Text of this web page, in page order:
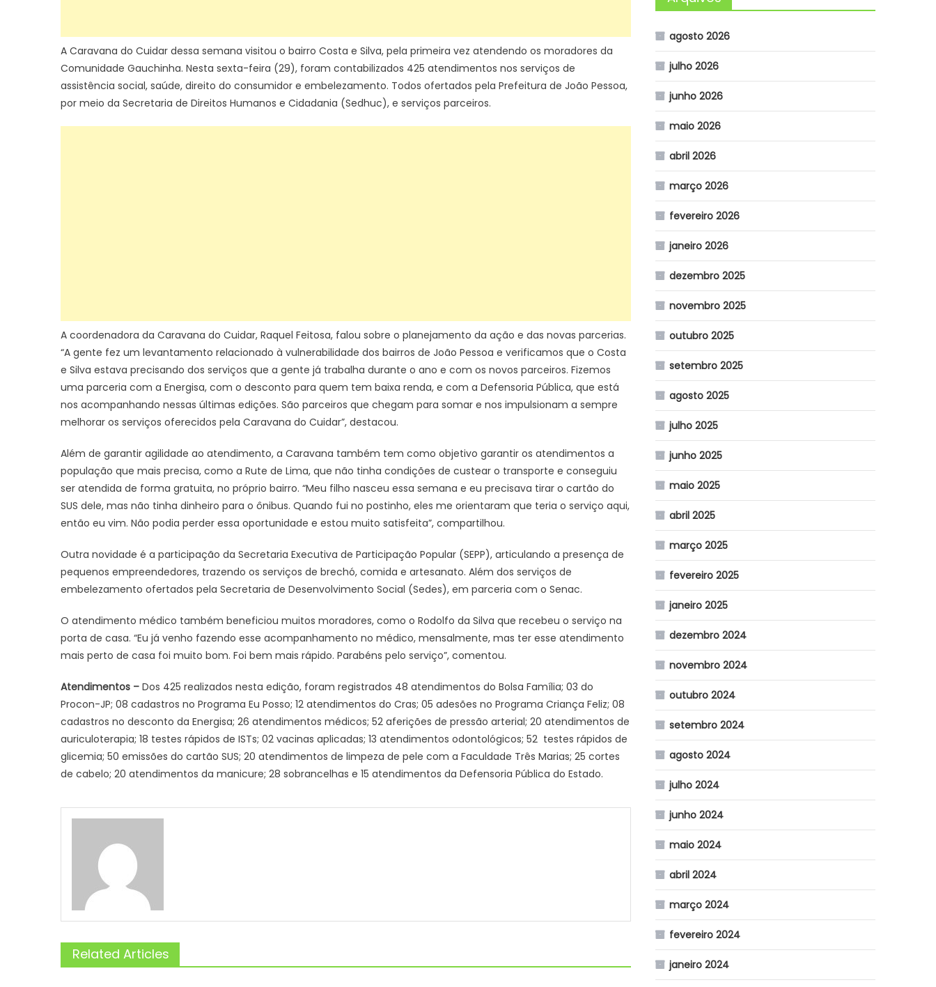
A Caravana do Cuidar dessa semana visitou o bairro Costa e Silva, pela primeira vez atendendo os moradores da
Comunidade Gauchinha. Nesta sexta-feira (29), foram contabilizados 425 atendimentos nos serviços de
assistência social, saúde, direito do consumidor e embelezamento. Todos ofertados pela Prefeitura de João Pessoa,
por meio da Secretaria de Direitos Humanos e Cidadania (Sedhuc), e serviços parceiros.
A coordenadora da Caravana do Cuidar, Raquel Feitosa, falou sobre o planejamento da ação e das novas parcerias.
“A gente fez um levantamento relacionado à vulnerabilidade dos bairros de João Pessoa e verificamos que o Costa
e Silva estava precisando dos serviços que a gente já trabalha durante o ano e com os novos parceiros. Fizemos
uma parceria com a Energisa, com o desconto para quem tem baixa renda, e com a Defensoria Pública, que está
nos acompanhando nessas últimas edições. São parceiros que chegam para somar e nos impulsionam a sempre
melhorar os serviços oferecidos pela Caravana do Cuidar”, destacou.
Além de garantir agilidade ao atendimento, a Caravana também tem como objetivo garantir os atendimentos a
população que mais precisa, como a Rute de Lima, que não tinha condições de custear o transporte e conseguiu
ser atendida de forma gratuita, no próprio bairro. “Meu filho nasceu essa semana e eu precisava tirar o cartão do
SUS dele, mas não tinha dinheiro para o ônibus. Quando fui no postinho, eles me orientaram que teria o serviço aqui,
então eu vim. Não podia perder essa oportunidade e estou muito satisfeita”, compartilhou.
Outra novidade é a participação da Secretaria Executiva de Participação Popular (SEPP), articulando a presença de
pequenos empreendedores, trazendo os serviços de brechó, comida e artesanato. Além dos serviços de
embelezamento ofertados pela Secretaria de Desenvolvimento Social (Sedes), em parceria com o Senac.
O atendimento médico também beneficiou muitos moradores, como o Rodolfo da Silva que recebeu o serviço na
porta de casa. “Eu já venho fazendo esse acompanhamento no médico, mensalmente, mas ter esse atendimento
mais perto de casa foi muito bom. Foi bem mais rápido. Parabéns pelo serviço”, comentou.
Atendimentos – Dos 425 realizados nesta edição, foram registrados 48 atendimentos do Bolsa Família; 03 do
Procon-JP; 08 cadastros no Programa Eu Posso; 12 atendimentos do Cras; 05 adesões no Programa Criança Feliz; 08
cadastros no desconto da Energisa; 26 atendimentos médicos; 52 aferições de pressão arterial; 20 atendimentos de
auriculoterapia; 18 testes rápidos de ISTs; 02 vacinas aplicadas; 13 atendimentos odontológicos; 52 testes rápidos de
glicemia; 50 emissões do cartão SUS; 20 atendimentos de limpeza de pele com a Faculdade Três Marias; 25 cortes
de cabelo; 20 atendimentos da manicure; 28 sobrancelhas e 15 atendimentos da Defensoria Pública do Estado.
Related Articles
agosto 2026
julho 2026
junho 2026
maio 2026
abril 2026
março 2026
fevereiro 2026
janeiro 2026
dezembro 2025
novembro 2025
outubro 2025
setembro 2025
agosto 2025
julho 2025
junho 2025
maio 2025
abril 2025
março 2025
fevereiro 2025
janeiro 2025
dezembro 2024
novembro 2024
outubro 2024
setembro 2024
agosto 2024
julho 2024
junho 2024
maio 2024
abril 2024
março 2024
fevereiro 2024
janeiro 2024